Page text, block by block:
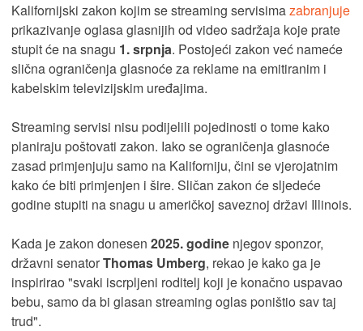
Kalifornijski zakon kojim se streaming servisimazabranjuje
prikazivanje oglasa glasnijih od video sadržaja koje prate
stupit će na snagu 1. srpnja. Postojeći zakon već nameće
slična ograničenja glasnoće za reklame na emitiranim i
kabelskim televizijskim uređajima.
Streaming servisi nisu podijelili pojedinosti o tome kako
planiraju poštovati zakon. Iako se ograničenja glasnoće
zasad primjenjuju samo na Kaliforniju, čini se vjerojatnim
kako će biti primjenjen i šire. Sličan zakon će sljedeće
godine stupiti na snagu u američkoj saveznoj državi Illinois.
Kada je zakon donesen 2025. godine njegov sponzor,
državni senatorThomas Umberg, rekao je kako ga je
inspirirao "svaki iscrpljeni roditelj koji je konačno uspavao
bebu, samo da bi glasan streaming oglas poništio sav taj
trud".